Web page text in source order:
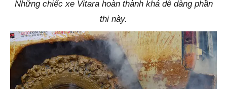
Những chiếc xe Vitara hoàn thành khá dễ dàng phần
thi này.